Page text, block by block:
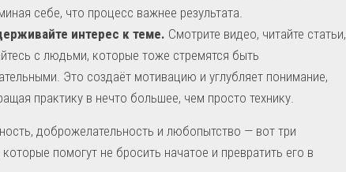
себе, что процесс важнее результата.
интерес к теме. Смотрите видео, читайте статьи,
с людьми, которые тоже стремятся быть
Это создаёт мотивацию и углубляет понимание,
практику в нечто большее, чем просто технику.
доброжелательность и любопытство — вот три
которые помогут не бросить начатое и превратить его в